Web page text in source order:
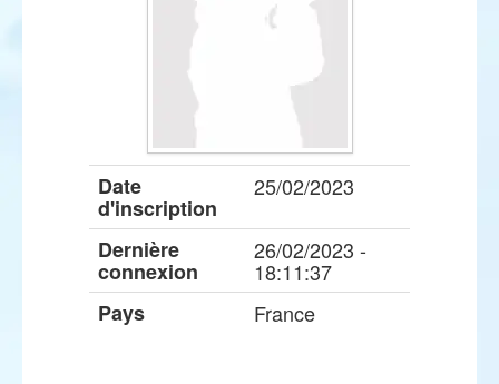
Date
d'inscription
25/02/2023
Dernière
connexion
26/02/2023 -
18:11:37
Pays
France